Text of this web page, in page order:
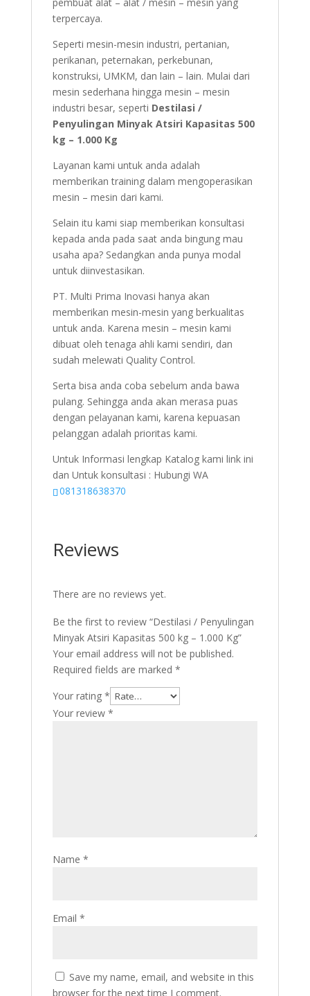
terpercaya.
Seperti mesin-mesin industri, pertanian,
perikanan, peternakan, perkebunan,
konstruksi, UMKM, dan lain – lain. Mulai dari
mesin sederhana hingga mesin – mesin
industri besar, seperti Destilasi /
Penyulingan Minyak Atsiri Kapasitas 500
kg – 1.000 Kg
Layanan kami untuk anda adalah
memberikan training dalam mengoperasikan
mesin – mesin dari kami.
Selain itu kami siap memberikan konsultasi
kepada anda pada saat anda bingung mau
usaha apa? Sedangkan anda punya modal
untuk diinvestasikan.
PT. Multi Prima Inovasi hanya akan
memberikan mesin-mesin yang berkualitas
untuk anda. Karena mesin – mesin kami
dibuat oleh tenaga ahli kami sendiri, dan
sudah melewati Quality Control.
Serta bisa anda coba sebelum anda bawa
pulang. Sehingga anda akan merasa puas
dengan pelayanan kami, karena kepuasan
pelanggan adalah prioritas kami.
Untuk Informasi lengkap Katalog kami link ini
dan Untuk konsultasi : Hubungi WA
081318638370
Reviews
There are no reviews yet.
Be the first to review “Destilasi / Penyulingan
Minyak Atsiri Kapasitas 500 kg – 1.000 Kg”
Your email address will not be published.
Required fields are marked *
Your rating *
Your review *
Name *
Email *
Save my name, email, and website in this
browser for the next time I comment.